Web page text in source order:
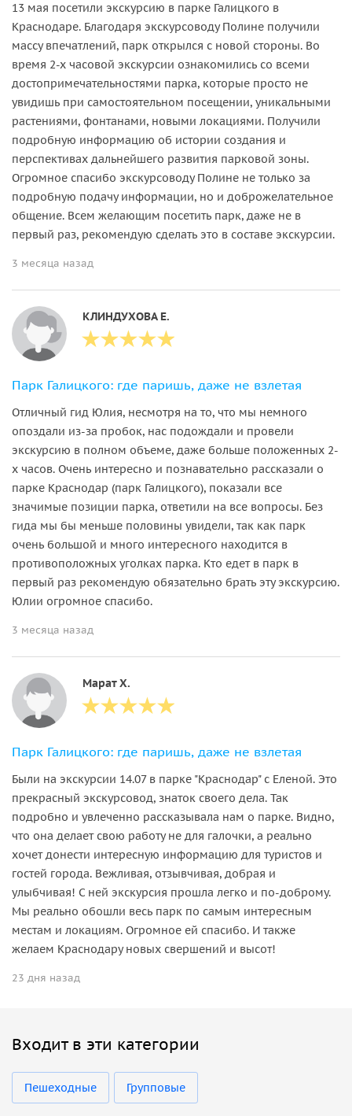
13 мая посетили экскурсию в парке Галицкого в
Краснодаре. Благодаря экскурсоводу Полине получили
массу впечатлений, парк открылся с новой стороны. Во
время 2-х часовой экскурсии ознакомились со всеми
достопримечательностями парка, которые просто не
увидишь при самостоятельном посещении, уникальными
растениями, фонтанами, новыми локациями. Получили
подробную информацию об истории создания и
перспективах дальнейшего развития парковой зоны.
Огромное спасибо экскурсоводу Полине не только за
подробную подачу информации, но и доброжелательное
общение. Всем желающим посетить парк, даже не в
первый раз, рекомендую сделать это в составе экскурсии.
3 месяца назад
КЛИНДУХОВА Е.
Парк Галицкого: где паришь, даже не взлетая
Отличный гид Юлия, несмотря на то, что мы немного
опоздали из-за пробок, нас подождали и провели
экскурсию в полном объеме, даже больше положенных 2-
х часов. Очень интересно и познавательно рассказали о
парке Краснодар (парк Галицкого), показали все
значимые позиции парка, ответили на все вопросы. Без
гида мы бы меньше половины увидели, так как парк
очень большой и много интересного находится в
противоположных уголках парка. Кто едет в парк в
первый раз рекомендую обязательно брать эту экскурсию.
Юлии огромное спасибо.
3 месяца назад
Марат Х.
Парк Галицкого: где паришь, даже не взлетая
Были на экскурсии 14.07 в парке "Краснодар" с Еленой. Это
прекрасный экскурсовод, знаток своего дела. Так
подробно и увлеченно рассказывала нам о парке. Видно,
что она делает свою работу не для галочки, а реально
хочет донести интересную информацию для туристов и
гостей города. Вежливая, отзывчивая, добрая и
улыбчивая! С ней экскурсия прошла легко и по-доброму.
Мы реально обошли весь парк по самым интересным
местам и локациям. Огромное ей спасибо. И также
желаем Краснодару новых свершений и высот!
23 дня назад
Входит в эти категории
Пешеходные Групповые